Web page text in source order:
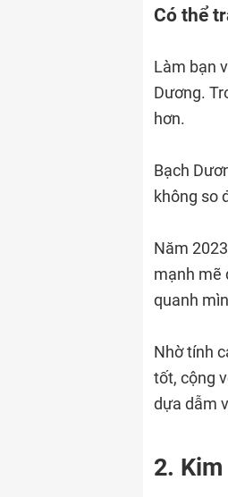
Có thể
Làm bạn
Dương.
hơn.
Bạch
không so
Năm
mạnh mẽ
quanh
Nhờ tính
tốt, cộng
dựa dẫm
2.